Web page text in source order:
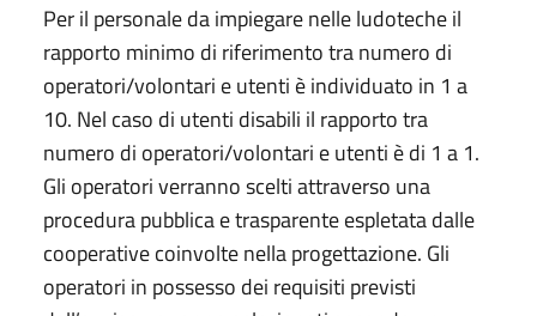
Per il personale da impiegare nelle ludoteche il
rapporto minimo di riferimento tra numero di
operatori/volontari e utenti è individuato in 1 a
10. Nel caso di utenti disabili il rapporto tra
numero di operatori/volontari e utenti è di 1 a 1.
Gli operatori verranno scelti attraverso una
procedura pubblica e trasparente espletata dalle
cooperative coinvolte nella progettazione. Gli
operatori in possesso dei requisiti previsti